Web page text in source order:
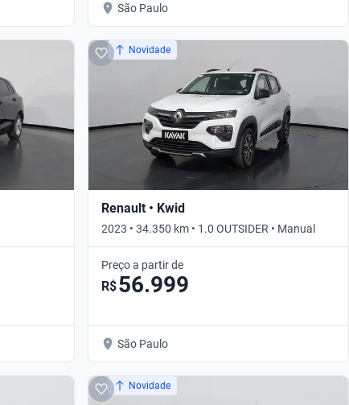
São Paulo
Novidade
Renault • Kwid
2023 • 34.350 km • 1.0 OUTSIDER • Manual
Preço a partir de
R$56.999
São Paulo
Novidade